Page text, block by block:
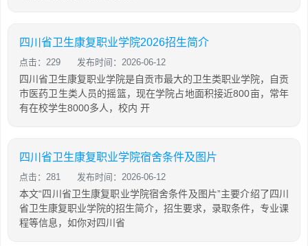
四川省卫生康复职业学院2026招生简介
点击：229 发布时间：2026-06-12
四川省卫生康复职业学院是自贡市最大的卫生类职业学院，自贡
市医药卫生类人员的摇篮，现在学院占地面积接近800亩，常年
有在校学生8000多人，校内 开
四川省卫生康复职业学院宿舍条件及图片
点击：281 发布时间：2026-06-12
本文“四川省卫生康复职业学院宿舍条件及图片”主要介绍了四川
省卫生康复职业学院的招生简介，招生要求，录取条件，专业课
程等信息，如你对四川省